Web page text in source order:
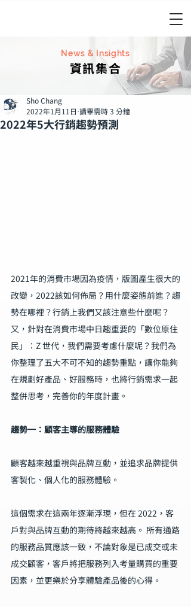
News & Insights
資訊集合
2022年5大行銷趨勢預測
Sho Chang
2022年1月11日 讀畢需時 3 分鐘
2021年的消費市場因為疫情，版圖產生很大的
改變，2022該如何佈局？用什麼姿態前進？趨
勢在哪裡？行銷上我們又該注意些什麼呢？
又，針對在消費市場中日趨重要的「數位原住
民」：Z 世代，我們需要考慮什麼呢？我們為
你整理了五大不可不知的趨勢重點，讓你能夠
在規劃好產品、好服務時，也將行銷需求一起
整併思考，完善你的年度計畫。
趨勢一：顧客主導的服務體驗
顧客越來越重視與品牌互動，並追求品牌提供
客製化、個人化的服務體驗。
這個需求在這兩年逐漸浮現，但在 2022，客
戶對與品牌互動的期待將越來越高。 所有通路
的服務品質應該一致，不論對象是已成交或未
成交顧客，客戶將把服務列入考量購買的重要
因素，並更樂於分享體驗產品後的心得。